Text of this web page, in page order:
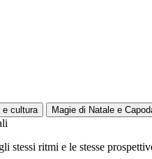
e cultura Magie di Natale e
stessi ritmi e le stesse